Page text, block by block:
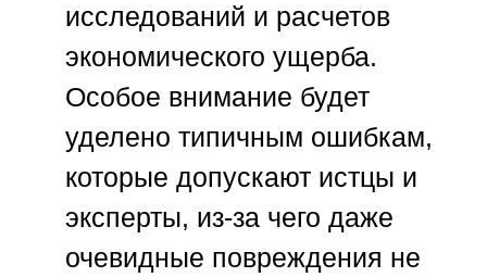
исследований и расчетов
экономического ущерба.
Особое внимание будет
уделено типичным ошибкам,
которые допускают истцы и
эксперты, из-за чего даже
очевидные повреждения не